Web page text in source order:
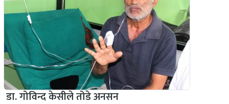
डा. गोविन्द केसीले तोडे अनसन